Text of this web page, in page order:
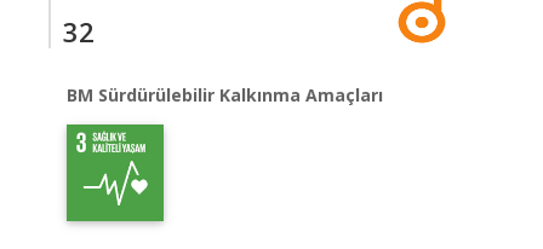
32
BM Sürdürülebilir Kalkınma Amaçları